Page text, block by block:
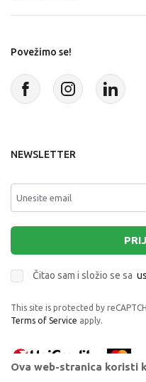
Povežimo se!
NEWSLETTER
Čitao sam i složio se sa
This site is protected by
Terms of Service apply.
Ova web-stranica koristi